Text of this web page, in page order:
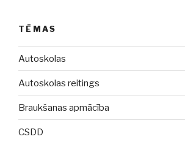
TĒMAS
Autoskolas
Autoskolas reitings
Braukšanas apmācība
CSDD